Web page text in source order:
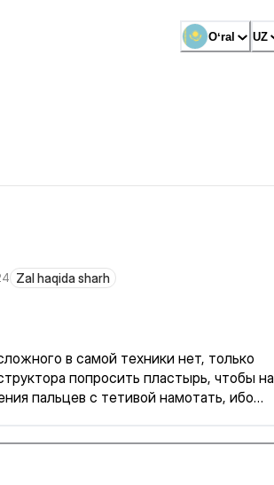
Oʻral UZ
Zal haqida sharh
в самой техники нет, только
попросить пластырь, чтобы на
пальцев с тетивой намотать, ибо
понравилось, приятная атмосфера,